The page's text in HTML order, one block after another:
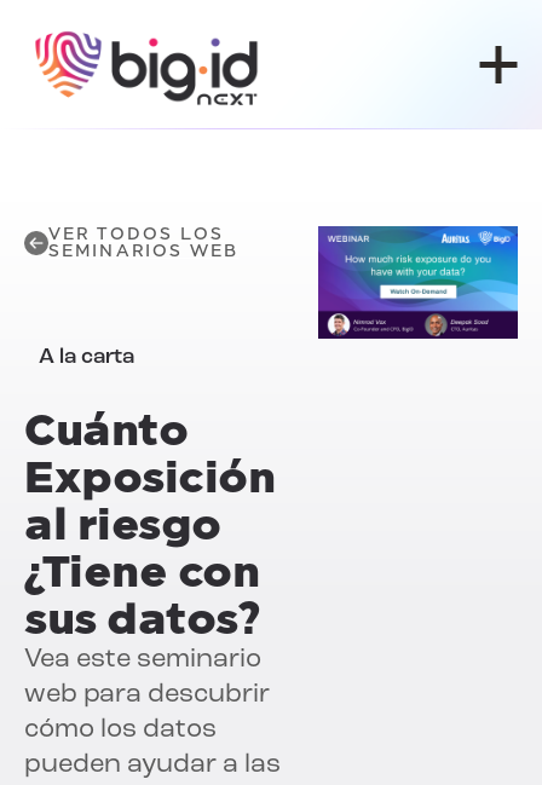
VER TODOS LOS
SEMINARIOS WEB
A la carta
Cuánto
Exposición
al riesgo
¿Tiene con
sus datos?
Vea este seminario
web para descubrir
cómo los datos
pueden ayudar a las